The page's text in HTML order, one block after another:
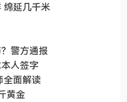
绵延几千米
警方通报
人签字
全面解读
黄金